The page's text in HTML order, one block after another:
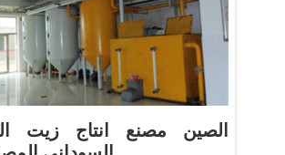
الصين مصنع انتاج زيت